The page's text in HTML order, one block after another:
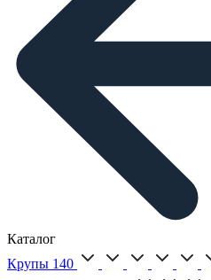
Каталог
Крупы 140